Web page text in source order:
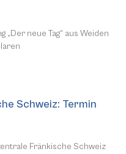
„Der neue Tag“ aus Weiden
Schweiz: Termin
Fränkische Schweiz